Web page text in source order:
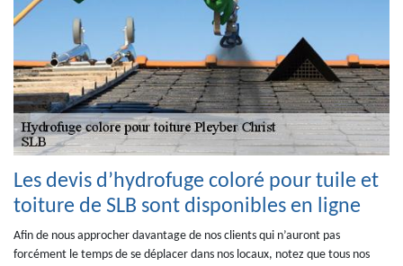
Les devis d’hydrofuge coloré pour tuile et
toiture de SLB sont disponibles en ligne
Afin de nous approcher davantage de nos clients qui n’auront pas
forcément le temps de se déplacer dans nos locaux, notez que tous nos